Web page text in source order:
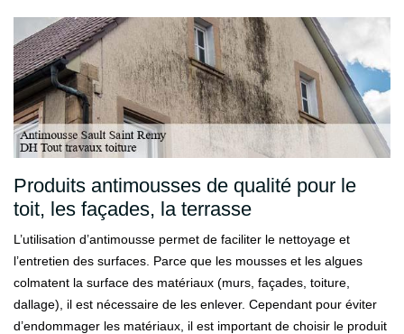
Produits antimousses de qualité pour le
toit, les façades, la terrasse
L’utilisation d’antimousse permet de faciliter le nettoyage et
l’entretien des surfaces. Parce que les mousses et les algues
colmatent la surface des matériaux (murs, façades, toiture,
dallage), il est nécessaire de les enlever. Cependant pour éviter
d’endommager les matériaux, il est important de choisir le produit